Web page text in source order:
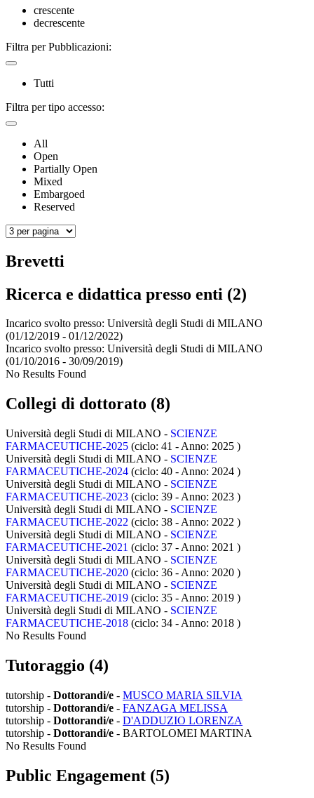
crescente
decrescente
Filtra per Pubblicazioni:
Tutti
Filtra per tipo accesso:
All
Open
Partially Open
Mixed
Embargoed
Reserved
Brevetti
Ricerca e didattica presso enti (2)
Incarico svolto presso: Università degli Studi di MILANO
(01/12/2019 - 01/12/2022)
Incarico svolto presso: Università degli Studi di MILANO
(01/10/2016 - 30/09/2019)
No Results Found
Collegi di dottorato (8)
Università degli Studi di MILANO - SCIENZE
FARMACEUTICHE-2025 (ciclo: 41 - Anno: 2025 )
Università degli Studi di MILANO - SCIENZE
FARMACEUTICHE-2024 (ciclo: 40 - Anno: 2024 )
Università degli Studi di MILANO - SCIENZE
FARMACEUTICHE-2023 (ciclo: 39 - Anno: 2023 )
Università degli Studi di MILANO - SCIENZE
FARMACEUTICHE-2022 (ciclo: 38 - Anno: 2022 )
Università degli Studi di MILANO - SCIENZE
FARMACEUTICHE-2021 (ciclo: 37 - Anno: 2021 )
Università degli Studi di MILANO - SCIENZE
FARMACEUTICHE-2020 (ciclo: 36 - Anno: 2020 )
Università degli Studi di MILANO - SCIENZE
FARMACEUTICHE-2019 (ciclo: 35 - Anno: 2019 )
Università degli Studi di MILANO - SCIENZE
FARMACEUTICHE-2018 (ciclo: 34 - Anno: 2018 )
No Results Found
Tutoraggio (4)
tutorship - Dottorandi/e - MUSCO MARIA SILVIA
tutorship - Dottorandi/e - FANZAGA MELISSA
tutorship - Dottorandi/e - D'ADDUZIO LORENZA
tutorship - Dottorandi/e - BARTOLOMEI MARTINA
No Results Found
Public Engagement (5)